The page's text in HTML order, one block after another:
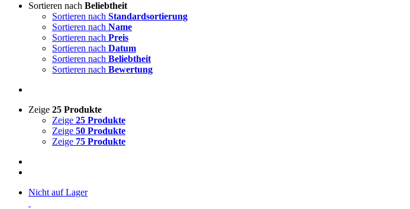
Sortieren nach Beliebtheit
Sortieren nach Standardsortierung
Sortieren nach Name
Sortieren nach Preis
Sortieren nach Datum
Sortieren nach Beliebtheit
Sortieren nach Bewertung
Zeige 25 Produkte
Zeige 25 Produkte
Zeige 50 Produkte
Zeige 75 Produkte
Nicht auf Lager